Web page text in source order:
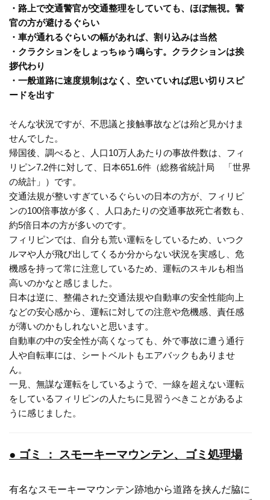
・路上で交通警官が交通整理をしていても、ほぼ無視。警
官の方が避けるぐらい
・車が通れるぐらいの幅があれば、割り込みは当然
・クラクションをしょっちゅう鳴らす。クラクションは挨
拶代わり
・一般道路に速度規制はなく、空いていれば思い切りスピ
ードを出す
そんな状況ですが、不思議と接触事故などは殆ど見かけま
せんでした。
帰国後、調べると、人口10万人あたりの事故件数は、フィ
リピン7.2件に対して、日本651.6件（総務省統計局 「世界
の統計」）です。
交通法規が整いすぎているぐらいの日本の方が、フィリピ
ンの100倍事故が多く、人口あたりの交通事故死亡者数も、
約5倍日本の方が多いのです。
フィリピンでは、自分も荒い運転をしているため、いつク
ルマや人が飛び出してくるか分からない状況を実感し、危
機感を持って常に注意しているため、運転のスキルも相当
高いのかなと感じました。
日本は逆に、整備された交通法規や自動車の安全性能向上
などの安心感から、運転に対しての注意や危機感、責任感
が薄いのかもしれないと思います。
自動車の中の安全性が高くなっても、外で事故に遭う通行
人や自転車には、シートベルトもエアバックもありませ
ん。
一見、無謀な運転をしているようで、一線を超えない運転
をしているフィリピンの人たちに見習うべきことがあるよ
うに感じました。
● ゴミ ： スモーキーマウンテン、ゴミ処理場
有名なスモーキーマウンテン跡地から道路を挟んだ脇に